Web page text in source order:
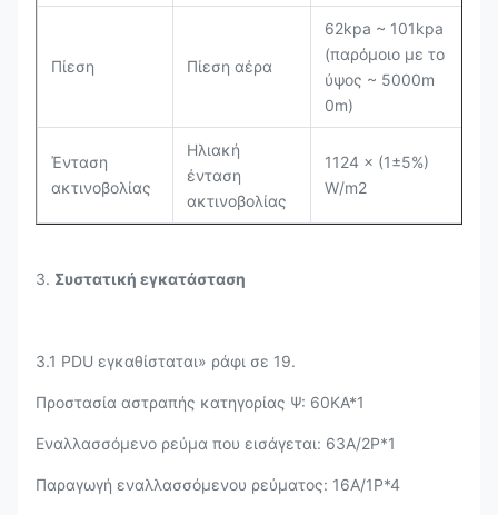
Πίεση Πίεση αέρα
62kpa ~ 101kpa
(παρόμοιο με το
ύψος ~ 5000m
0m)
Ένταση
ακτινοβολίας
Ηλιακή
ένταση
ακτινοβολίας
1124 × (1±5%)
W/m2
3. Συστατική εγκατάσταση
3.1 PDU εγκαθίσταται» ράφι σε 19.
Προστασία αστραπής κατηγορίας Ψ: 60KA*1
Εναλλασσόμενο ρεύμα που εισάγεται: 63A/2P*1
Παραγωγή εναλλασσόμενου ρεύματος: 16A/1P*4